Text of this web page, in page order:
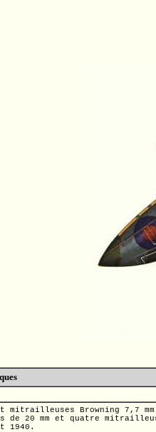
Browning 7,7 mm
de 20 mm et quatre
1940.